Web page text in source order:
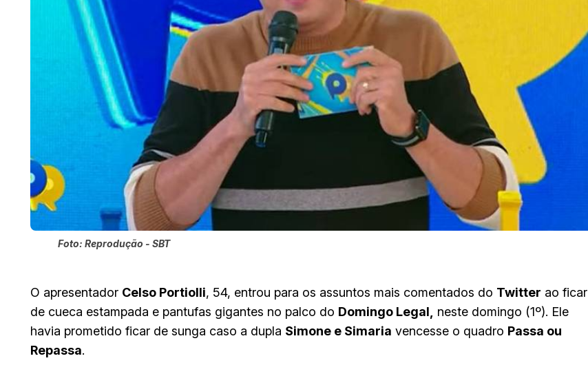
Foto: Reprodução - SBT
O apresentador Celso Portiolli, 54, entrou para os assuntos mais comentados do Twitter ao ficar
de cueca estampada e pantufas gigantes no palco do Domingo Legal,
neste domingo (1º). Ele
havia prometido ficar de sunga caso a dupla Simone e Simaria vencesse o quadro Passa ou
Repassa.